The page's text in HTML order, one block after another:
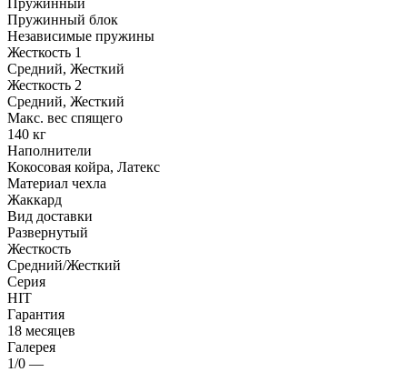
Пружинный блок
Независимые пружины
Жесткость 1
Средний, Жесткий
Жесткость 2
Средний, Жесткий
Макс. вес спящего
140 кг
Наполнители
Кокосовая койра, Латекс
Материал чехла
Жаккард
Вид доставки
Развернутый
Жесткость
Средний/Жесткий
Серия
HIT
Гарантия
18 месяцев
Галерея
1/0 —